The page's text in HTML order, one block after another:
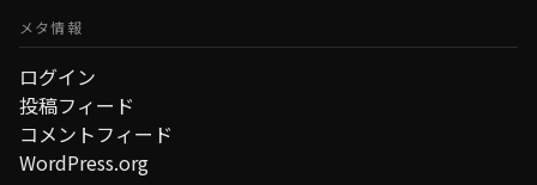
メタ情報
ログイン
投稿フィード
コメントフィード
WordPress.org